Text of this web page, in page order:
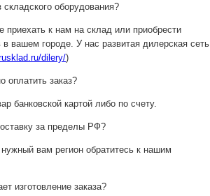
оборудования?
к нам на склад или приобрести
вашем городе. У нас развитая дилерская сеть
dilery/)
оплатить заказ?
банковской картой либо по счету.
за пределы РФ?
вам регион обратитесь к нашим
изготовление заказа?